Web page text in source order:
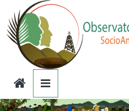
contenido
Observatorio